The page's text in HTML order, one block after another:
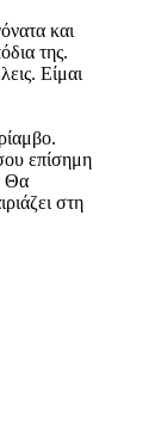
και
της.
Είμαι
επίσημη
Θα
στη